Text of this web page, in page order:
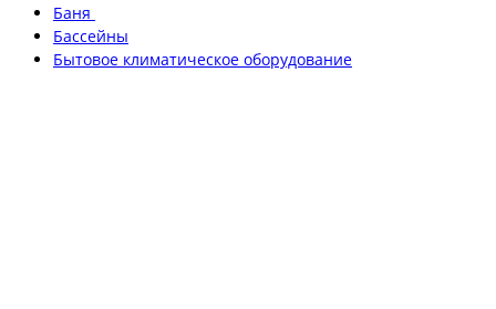
Баня
Бассейны
Бытовое климатическое оборудование